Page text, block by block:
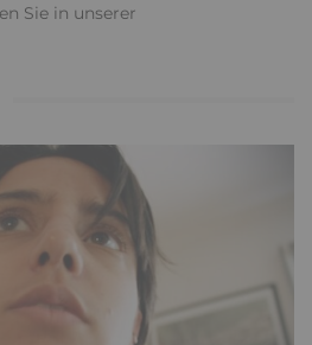
Sie in unserer